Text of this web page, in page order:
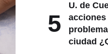
5
U. de
ciudad